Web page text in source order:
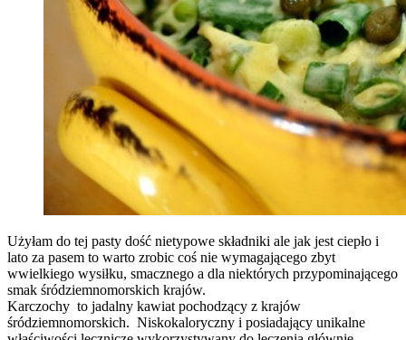
Użyłam do tej pasty dość nietypowe składniki ale jak jest ciepło i
lato za pasem to warto zrobic coś nie wymagającego zbyt
wwielkiego wysiłku, smacznego a dla niektórych przypominającego
smak śródziemnomorskich krajów.
Karczochy to jadalny kawiat pochodzący z krajów
śródziemnomorskich. Niskokaloryczny i posiadający unikalne